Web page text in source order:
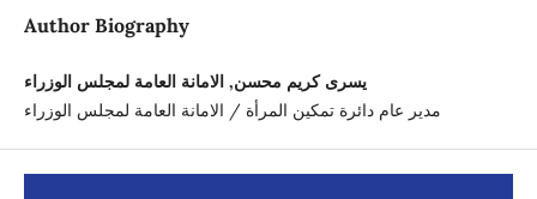
Author Biography
يسرى كريم محسن, الامانة العامة لمجلس الوزراء
مدير عام دائرة تمكين المرأة / الامانة العامة لمجلس الوزراء